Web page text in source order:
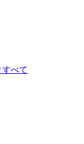
すべて